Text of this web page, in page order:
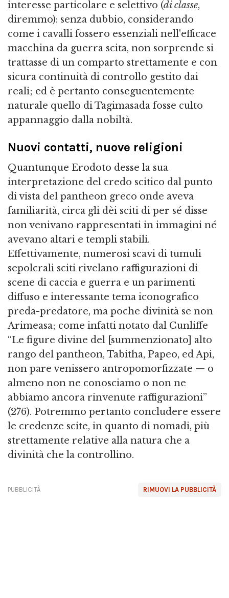
interesse particolare e selettivo (di classe,
diremmo): senza dubbio, considerando
come i cavalli fossero essenziali nell'efficace
macchina da guerra scita, non sorprende si
trattasse di un comparto strettamente e con
sicura continuità di controllo gestito dai
reali; ed è pertanto conseguentemente
naturale quello di Tagimasada fosse culto
appannaggio dalla nobiltà.
Nuovi contatti, nuove religioni
Quantunque Erodoto desse la sua
interpretazione del credo scitico dal punto
di vista del pantheon greco onde aveva
familiarità, circa gli dèi sciti di per sé disse
non venivano rappresentati in immagini né
avevano altari e templi stabili.
Effettivamente, numerosi scavi di tumuli
sepolcrali sciti rivelano raffigurazioni di
scene di caccia e guerra e un parimenti
diffuso e interessante tema iconografico
preda-predatore, ma poche divinità se non
Arimeasa; come infatti notato dal Cunliffe
“Le figure divine del [summenzionato] alto
rango del pantheon, Tabitha, Papeo, ed Api,
non pare venissero antropomorfizzate — o
almeno non ne conosciamo o non ne
abbiamo ancora rinvenute raffigurazioni”
(276). Potremmo pertanto concludere essere
le credenze scite, in quanto di nomadi, più
strettamente relative alla natura che a
divinità che la controllino.
RIMUOVI LA PUBBLICITÀ
PUBBLICITÀ